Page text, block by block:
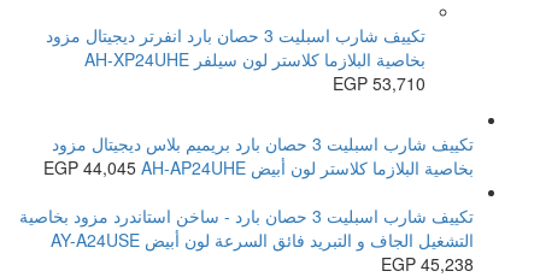
تكييف شارب اسبليت 3 حصان بارد انفرتر ديجيتال مزود
بخاصية البلازما كلاستر لون سيلفر AH-XP24UHE
EGP 53,710
تكييف شارب اسبليت 3 حصان بارد بريميم بلاس ديجيتال مزود
بخاصية البلازما كلاستر لون أبيض AH-AP24UHE
EGP 44,045
تكييف شارب اسبليت 3 حصان بارد - ساخن استاندرد مزود بخاصية
التشغيل الجاف و التبريد فائق السرعة لون أبيض AY-A24USE
EGP 45,238